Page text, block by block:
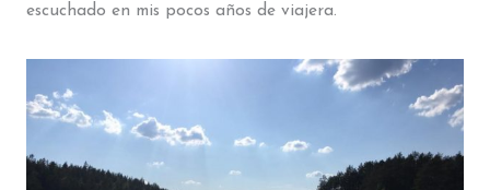
escuchado en mis pocos años de viajera.